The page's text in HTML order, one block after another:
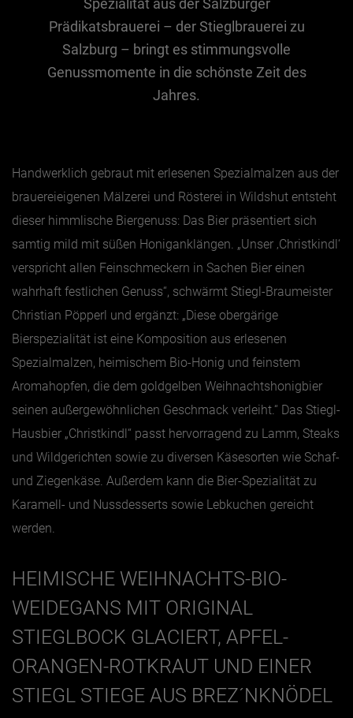
BEITRÄGE NACH MONAT
März
Juli
August
September
Oktober
November
Prädikatsbrauerei – der Stieglbrauerei zu
Salzburg – bringt es stimmungsvolle
Genussmomente in die schönste Zeit des
Jahres.
Handwerklich gebraut mit erlesenen Spezialmalzen aus der
brauereieigenen Mälzerei und Rösterei in Wildshut entsteht
dieser himmlische Biergenuss: Das Bier präsentiert sich
samtig mild mit süßen Honiganklängen. „Unser ‚Christkindl‘
verspricht allen Feinschmeckern in Sachen Bier einen
wahrhaft festlichen Genuss“, schwärmt Stiegl-Braumeister
Christian Pöpperl und ergänzt: „Diese obergärige
Bierspezialität ist eine Komposition aus erlesenen
Spezialmalzen, heimischem Bio-Honig und feinstem
Aromahopfen, die dem goldgelben Weihnachtshonigbier
seinen außergewöhnlichen Geschmack verleiht.“ Das Stiegl-
Hausbier „Christkindl“ passt hervorragend zu Lamm, Steaks
und Wildgerichten sowie zu diversen Käsesorten wie Schaf-
und Ziegenkäse. Außerdem kann die Bier-Spezialität zu
Karamell- und Nussdesserts sowie Lebkuchen gereicht
werden.
HEIMISCHE WEIHNACHTS-BIO-
WEIDEGANS MIT ORIGINAL
STIEGLBOCK GLACIERT, APFEL-
ORANGEN-ROTKRAUT UND EINER
STIEGL STIEGE AUS BREZ´NKNÖDEL